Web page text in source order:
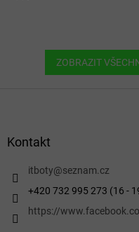
ZOBRAZIT
Kontakt
itboty@seznam.cz
+420 732 995 273 (16 -
https://